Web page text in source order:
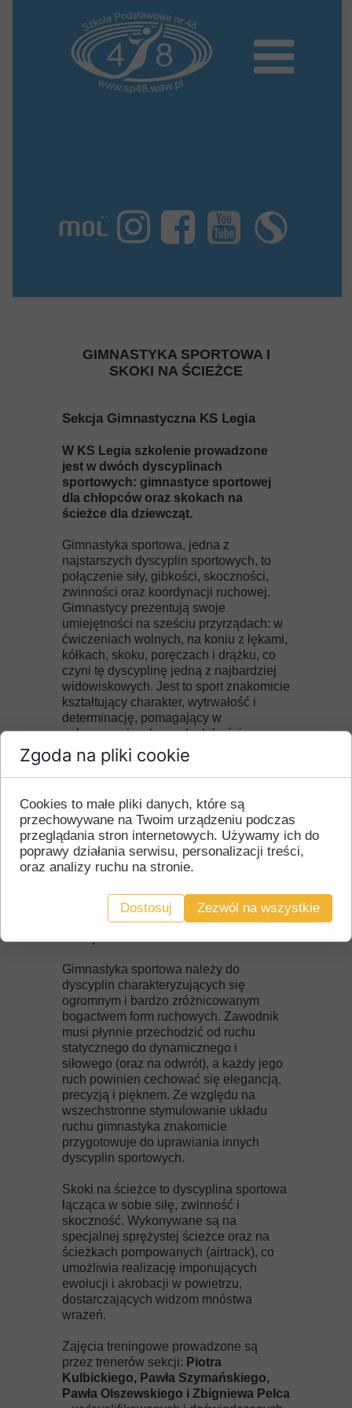
GIMNASTYKA SPORTOWA I
SKOKI NA ŚCIEŻCE
Sekcja Gimnastyczna KS Legia
W KS Legia szkolenie prowadzone
jest w dwóch dyscyplinach
sportowych: gimnastyce sportowej
dla chłopców oraz skokach na
ścieżce dla dziewcząt.
Gimnastyka sportowa, jedna z
najstarszych dyscyplin sportowych, to
połączenie siły, gibkości, skoczności,
zwinności oraz koordynacji ruchowej.
Gimnastycy prezentują swoje
umiejętności na sześciu przyrządach: w
ćwiczeniach wolnych, na koniu z łękami,
kółkach, skoku, poręczach i drążku, co
czyni tę dyscyplinę jedną z najbardziej
widowiskowych. Jest to sport znakomicie
kształtujący charakter, wytrwałość i
determinację, pomagający w
pokonywaniu własnych słabości,
podnoszeniu granic możliwości oraz
sprzyjający harmonijnemu rozwojowi
ciała, a także osiąganiu
ponadprzeciętnej sprawności fizycznej i
umiejętności.
Gimnastyka sportowa to prawdziwe
widowisko, które urzeka widzów
zarówno precyzją, jak i dynamiką ruchu.
planszy, przyrządach czy w powietrzu
przyciągają uwagę, wzbudzając podziw i
Gimnastyka sportowa należy do
dyscyplin charakteryzujących się
ogromnym i bardzo zróżnicowanym
bogactwem form ruchowych. Zawodnik
musi płynnie przechodzić od ruchu
statycznego do dynamicznego i
siłowego (oraz na odwrót), a każdy jego
ruch powinien cechować się elegancją,
precyzją i pięknem. Ze względu na
wszechstronne stymulowanie układu
ruchu gimnastyka znakomicie
przygotowuje do uprawiania innych
dyscyplin sportowych.
Skoki na ścieżce to dyscyplina sportowa
łącząca w sobie siłę, zwinność i
skoczność. Wykonywane są na
specjalnej sprężystej ścieżce oraz na
ścieżkach pompowanych (airtrack), co
umożliwia realizację imponujących
ewolucji i akrobacji w powietrzu,
dostarczających widzom mnóstwa
wrażeń.
Zajęcia treningowe prowadzone są
przez trenerów sekcji: Piotra
Kulbickiego, Pawła Szymańskiego,
Pawła Olszewskiego i Zbigniewa Pelca
Zgoda na pliki cookie
Cookies to małe pliki danych, które są
przechowywane na Twoim urządzeniu podczas
przeglądania stron internetowych. Używamy ich do
poprawy działania serwisu, personalizacji treści,
oraz analizy ruchu na stronie.
Dostosuj Zezwól na wszystkie